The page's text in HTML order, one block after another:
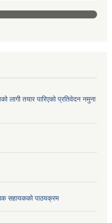
लागी तयार पारिएको प्रतिवेदन नमुना
सहायकको पाठयक्रम